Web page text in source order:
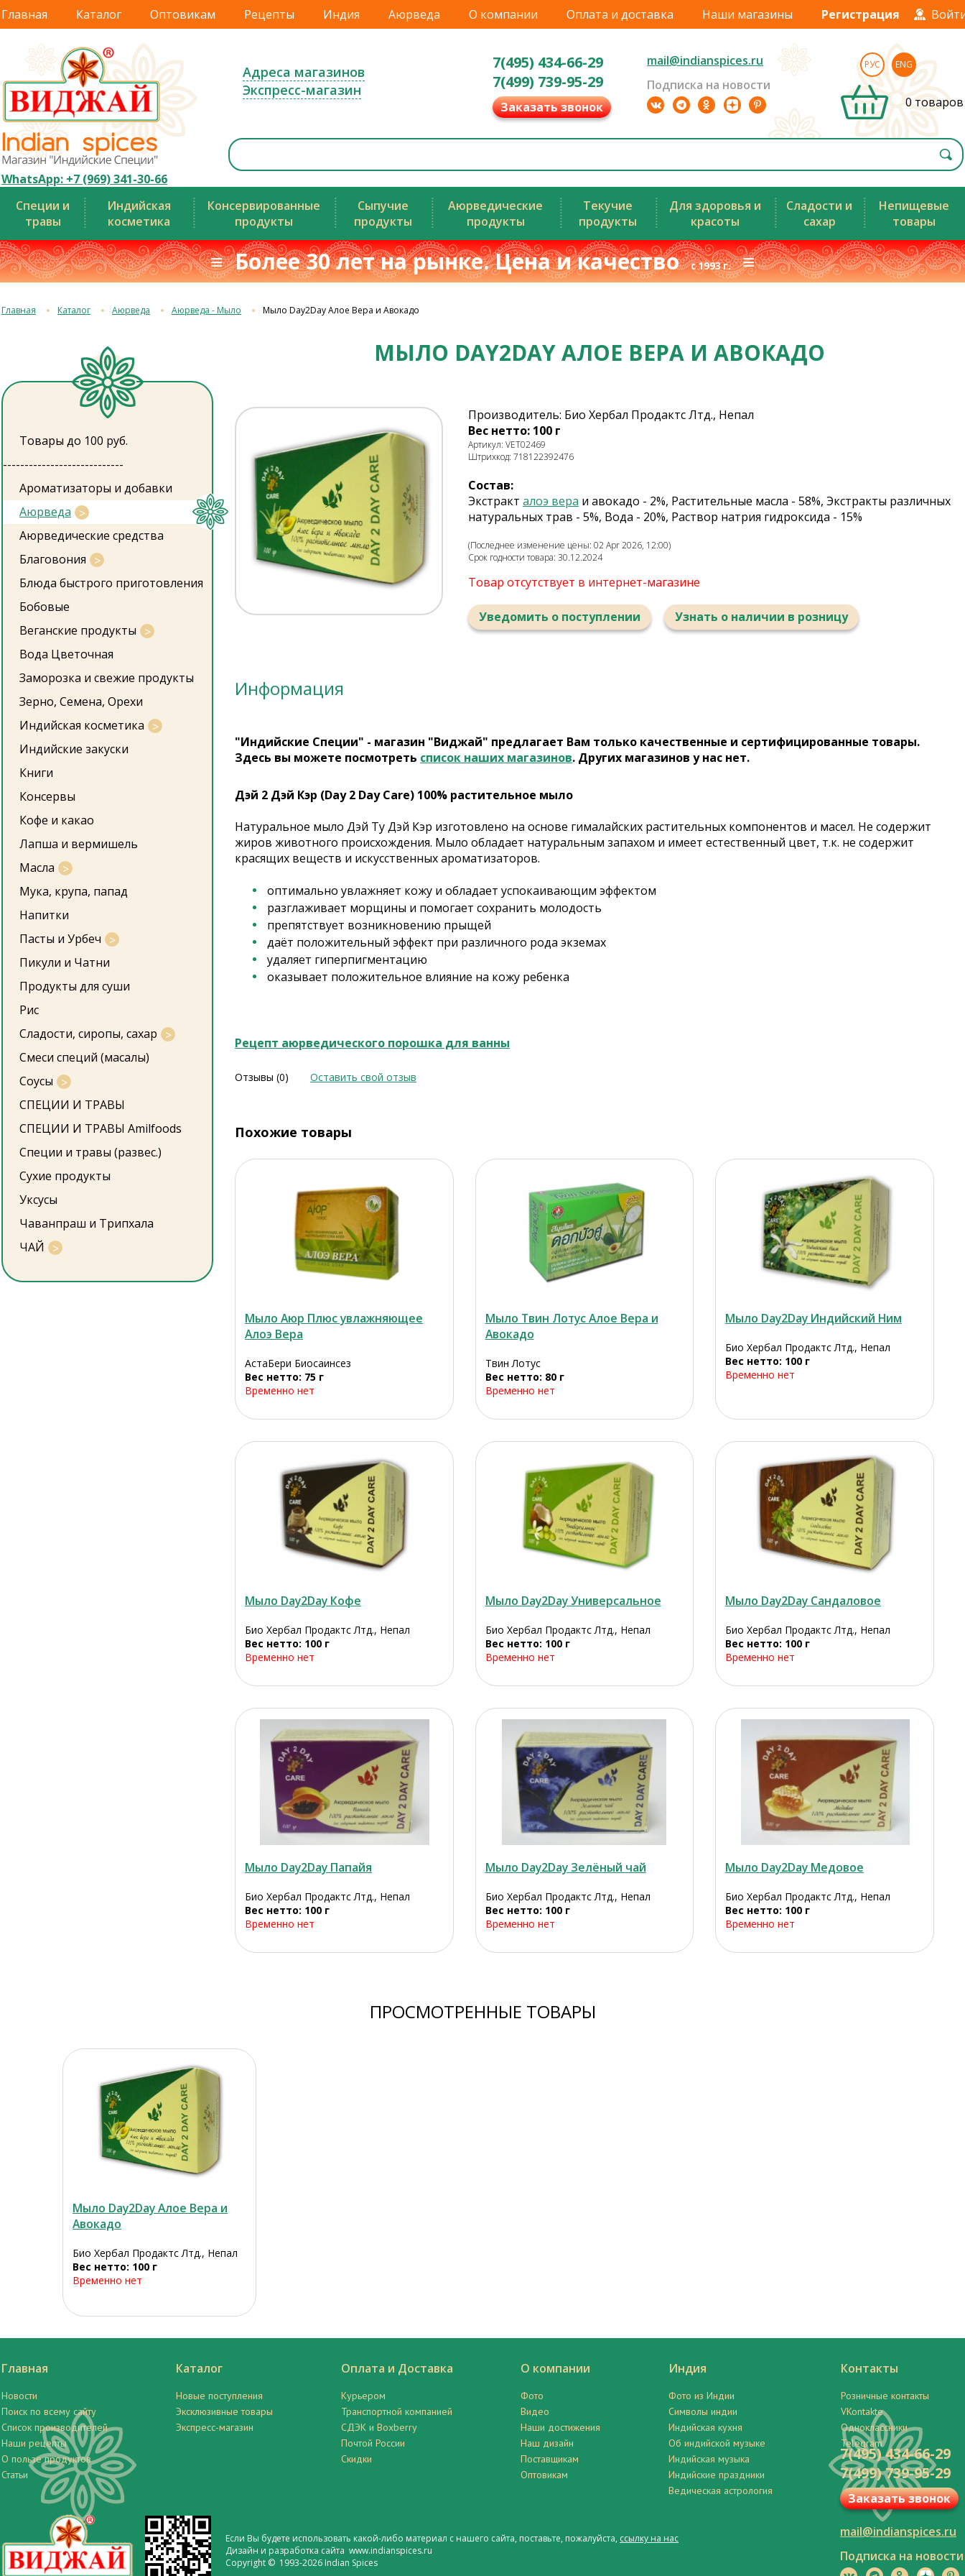
Главная Каталог Оптовикам Рецепты Индия Аюрведа О компании Оплата и доставка Наши магазины Регистрация
WhatsApp: +7 (969) 341-30-66
Адреса магазинов
Экспресс-магазин
7(495) 434-66-29
7(499) 739-95-29
Заказать звонок
mail@indianspices.ru
Подписка на новости
РУС ENG
0 товаров
Специи и
травы
Индийская
косметика
Консервированные
продукты
Сыпучие
продукты
Аюрведические
продукты
Текучие
продукты
Для здоровья и
красоты
Сладости и
сахар
Непищевые
товары
≡ Более 30 лет на рынке. Цена и качествос 1993 г.≡
Главная Каталог Аюрведа Аюрведа - Мыло Мыло Day2Day Алое Вера и Авокадо
Товары до 100 руб.
----------------------------
Ароматизаторы и добавки
Аюрведа
Аюрведические средства
Благовония
Блюда быстрого приготовления
Бобовые
Веганские продукты
Вода Цветочная
Заморозка и свежие продукты
Зерно, Семена, Орехи
Индийская косметика
Индийские закуски
Книги
Консервы
Кофе и какао
Лапша и вермишель
Масла
Мука, крупа, папад
Напитки
Пасты и Урбеч
Пикули и Чатни
Продукты для суши
Рис
Сладости, сиропы, сахар
Смеси специй (масалы)
Соусы
СПЕЦИИ И ТРАВЫ
СПЕЦИИ И ТРАВЫ Amilfoods
Специи и травы (развес.)
Сухие продукты
Уксусы
Чаванпраш и Трипхала
ЧАЙ
МЫЛО DAY2DAY АЛОЕ ВЕРА И АВОКАДО
Производитель: Био Хербал Продактс Лтд., Непал
Вес нетто: 100 г
Артикул: VET02469
Штрихкод: 718122392476
Состав:
Экстракт алоэ вера и авокадо - 2%, Растительные масла - 58%, Экстракты различных
натуральных трав - 5%, Вода - 20%, Раствор натрия гидроксида - 15%
(Последнее изменение цены: 02 Apr 2026, 12:00)
Срок годности товара: 30.12.2024
Товар отсутствует в интернет-магазине
Уведомить о поступлении Узнать о наличии в розницу
Информация
"Индийские Специи" - магазин "Виджай" предлагает Вам только качественные и сертифицированные товары.
Здесь вы можете посмотреть список наших магазинов. Других магазинов у нас нет.
Дэй 2 Дэй Кэр (Day 2 Day Care) 100% растительное мыло
Натуральное мыло Дэй Ту Дэй Кэр изготовлено на основе гималайских растительных компонентов и масел. Не содержит
жиров животного происхождения. Мыло обладает натуральным запахом и имеет естественный цвет, т.к. не содержит
красящих веществ и искусственных ароматизаторов.
оптимально увлажняет кожу и обладает успокаивающим эффектом
разглаживает морщины и помогает сохранить молодость
препятствует возникновению прыщей
даёт положительный эффект при различного рода экземах
удаляет гиперпигментацию
оказывает положительное влияние на кожу ребенка
Рецепт аюрведического порошка для ванны
Отзывы (0) Оставить свой отзыв
Похожие товары
Мыло Аюр Плюс увлажняющее
Алоэ Вера
АстаБери Биосаинсез
Вес нетто: 75 г
Временно нет
Мыло Твин Лотус Алое Вера и
Авокадо
Твин Лотус
Вес нетто: 80 г
Временно нет
Мыло Day2Day Индийский Ним
Био Хербал Продактс Лтд., Непал
Вес нетто: 100 г
Временно нет
Мыло Day2Day Кофе
Био Хербал Продактс Лтд., Непал
Вес нетто: 100 г
Временно нет
Мыло Day2Day Универсальное
Био Хербал Продактс Лтд., Непал
Вес нетто: 100 г
Временно нет
Мыло Day2Day Сандаловое
Био Хербал Продактс Лтд., Непал
Вес нетто: 100 г
Временно нет
Мыло Day2Day Папайя
Био Хербал Продактс Лтд., Непал
Вес нетто: 100 г
Временно нет
Мыло Day2Day Зелёный чай
Био Хербал Продактс Лтд., Непал
Вес нетто: 100 г
Временно нет
Мыло Day2Day Медовое
Био Хербал Продактс Лтд., Непал
Вес нетто: 100 г
Временно нет
ПРОСМОТРЕННЫЕ ТОВАРЫ
Мыло Day2Day Алое Вера и
Авокадо
Био Хербал Продактс Лтд., Непал
Вес нетто: 100 г
Временно нет
Главная
Новости
Поиск по всему сайту
Список производителей
Наши рецепты
О пользе продуктов
Статьи
Каталог
Новые поступления
Эксклюзивные товары
Экспресс-магазин
Оплата и Доставка
Курьером
Транспортной компанией
СДЭК и Boxberry
Почтой России
Скидки
О компании
Фото
Видео
Наши достижения
Наш дизайн
Поставщикам
Оптовикам
Индия
Фото из Индии
Символы индии
Индийская кухня
Об индийской музыке
Индийская музыка
Индийские праздники
Ведическая астрология
Контакты
Розничные контакты
VKontakte
Одноклассники
Telegram
Если Вы будете использовать какой-либо материал с нашего сайта, поставьте, пожалуйста, ссылку на нас
Дизайн и разработка сайта www.indianspices.ru
Copyright © 1993-2026 Indian Spices
7(495) 434-66-29
7(499) 739-95-29
Заказать звонок
mail@indianspices.ru
Подписка на новости